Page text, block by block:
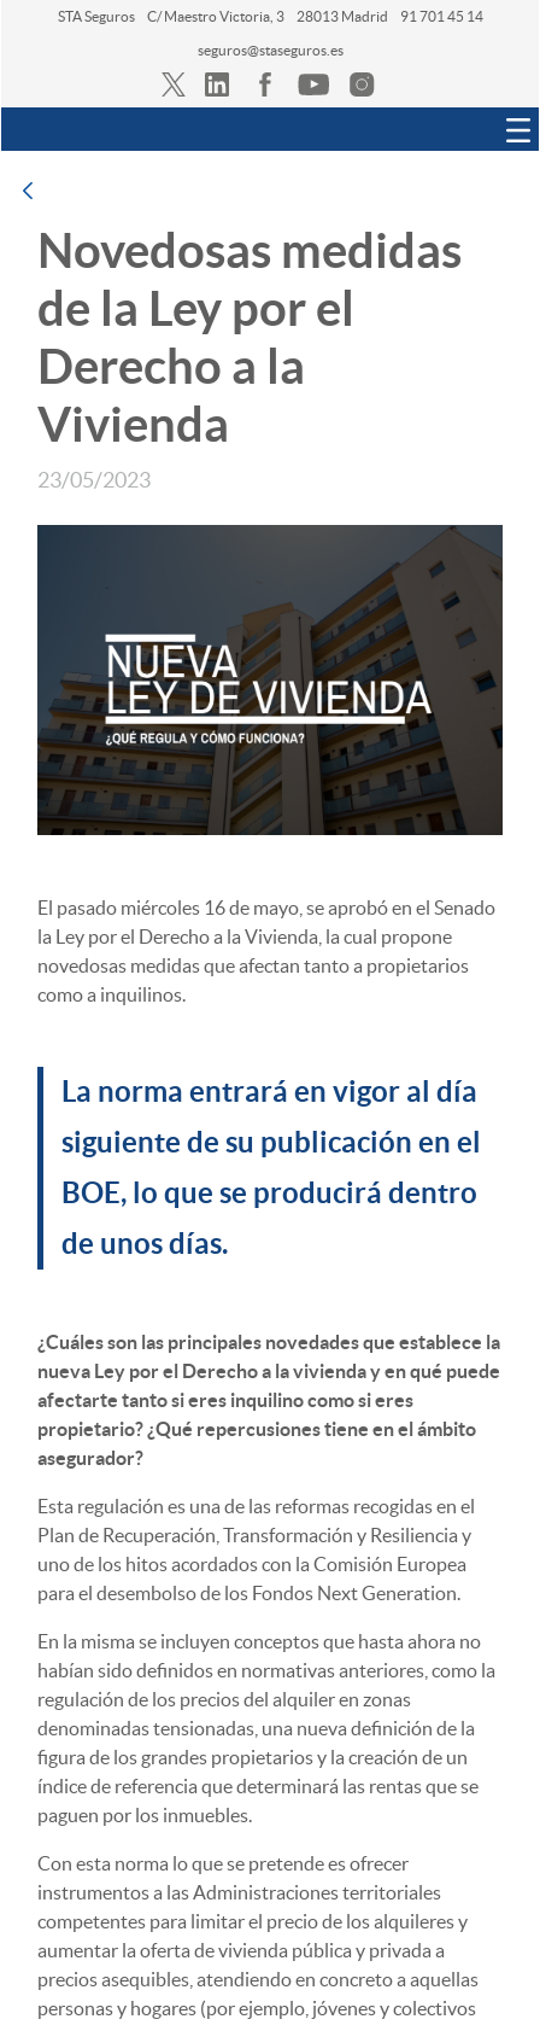
STA Seguros C/ Maestro Victoria, 3 28013 Madrid 91 701 45 14
seguros@staseguros.es
Navegación
Novedosas medidas
de la Ley por el
Derecho a la
Vivienda
23/05/2023
El pasado miércoles 16 de mayo, se aprobó en el Senado
la Ley por el Derecho a la Vivienda, la cual propone
novedosas medidas que afectan tanto a propietarios
como a inquilinos.
La norma entrará en vigor al día
siguiente de su publicación en el
BOE, lo que se producirá dentro
de unos días.
¿Cuáles son las principales novedades que establece la
nueva Ley por el Derecho a la vivienda y en qué puede
afectarte tanto si eres inquilino como si eres
propietario? ¿Qué repercusiones tiene en el ámbito
asegurador?
Esta regulación es una de las reformas recogidas en el
Plan de Recuperación, Transformación y Resiliencia y
uno de los hitos acordados con la Comisión Europea
para el desembolso de los Fondos Next Generation.
En la misma se incluyen conceptos que hasta ahora no
habían sido definidos en normativas anteriores, como la
regulación de los precios del alquiler en zonas
denominadas tensionadas, una nueva definición de la
figura de los grandes propietarios y la creación de un
índice de referencia que determinará las rentas que se
paguen por los inmuebles.
Con esta norma lo que se pretende es ofrecer
instrumentos a las Administraciones territoriales
competentes para limitar el precio de los alquileres y
aumentar la oferta de vivienda pública y privada a
precios asequibles, atendiendo en concreto a aquellas
personas y hogares (por ejemplo, jóvenes y colectivos